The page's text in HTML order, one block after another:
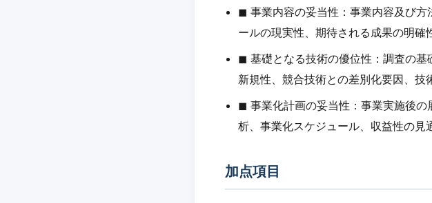
◼︎ 事業内容の妥当性：事業内容及び方
ールの現実性、期待される成果の明確
◼︎ 基礎となる技術の優位性：調査の
新規性、競合技術との差別化要因、技
◼︎ 事業化計画の妥当性：事業実施後
析、事業化スケジュール、収益性の見
加点項目